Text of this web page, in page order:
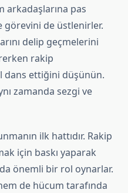
arkadaşlarına pas
de üstlenirler.
delip geçmelerini
rakip
dans ettiğini düşünün.
zamanda sezgi ve
ilk hattıdır. Rakip
için baskı yaparak
önemli bir rol oynarlar.
de hücum tarafında